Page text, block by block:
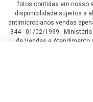
fotos contidas em nosso
disponibilidade sujeitos a
antimicrobianos vendas
344 - 01/02/1999 -
de Vendas e Atendimento